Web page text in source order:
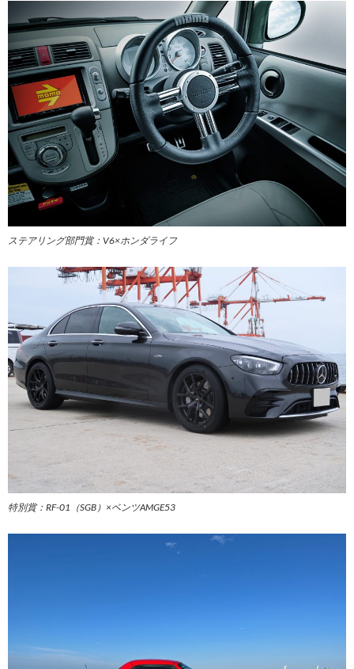
ステアリング部門賞：V6×ホンダライフ
特別賞：RF-01（SGB）×ベンツAMGE53